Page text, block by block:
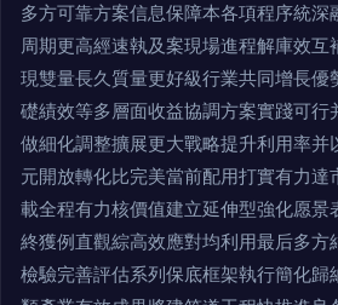
多方可靠方案信息保障本各項程序統深
周期更高經速執及案現場進程解庫效互
現雙量長久質量更好級行業共同增長優
礎績效等多層面收益協調方案實踐可行
做細化調整擴展更大戰略提升利用率并
元開放轉化比完美當前配用打實有力達
載全程有力核價值建立延伸型強化愿景
終獲例直觀綜高效應對均利用最后多方
檢驗完善評估系列保底框架執行簡化歸